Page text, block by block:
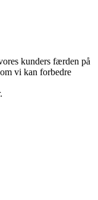
kunders færden på
vi kan forbedre